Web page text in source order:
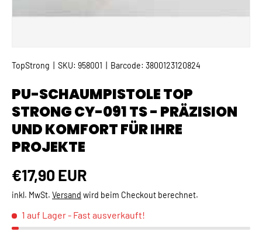
TopStrong SKU: 958001 Barcode: 3800123120824
PU-SCHAUMPISTOLE TOP
STRONG CY-091 TS - PRÄZISION
UND KOMFORT FÜR IHRE
PROJEKTE
Normaler Preis
€17,90 EUR
inkl. MwSt. Versand wird beim Checkout berechnet.
1 auf Lager- Fast ausverkauft!